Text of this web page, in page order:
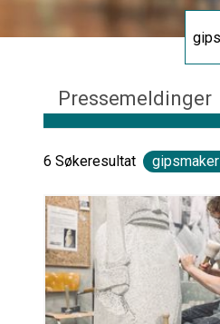
Pressemeldinger
6 Søkeresultat gipsmaker